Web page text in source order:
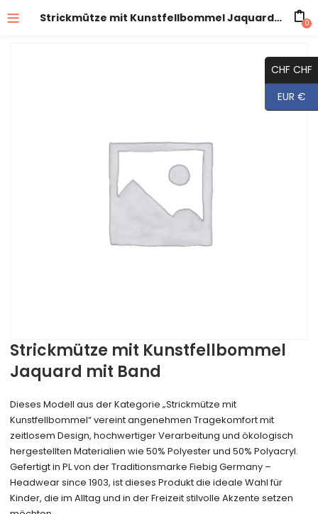
Strickmütze mit Kunstfellbommel Jaquard mit Band 0
Strickmütze mit Kunstfellbommel
Jaquard mit Band
Dieses Modell aus der Kategorie „Strickmütze mit
Kunstfellbommel“ vereint angenehmen Tragekomfort mit
zeitlosem Design, hochwertiger Verarbeitung und ökologisch
hergestellten Materialien wie 50% Polyester und 50% Polyacryl.
Gefertigt in PL von der Traditionsmarke Fiebig Germany –
Headwear since 1903, ist dieses Produkt die ideale Wahl für
Kinder, die im Alltag und in der Freizeit stilvolle Akzente setzen
CHF CHF
EUR €